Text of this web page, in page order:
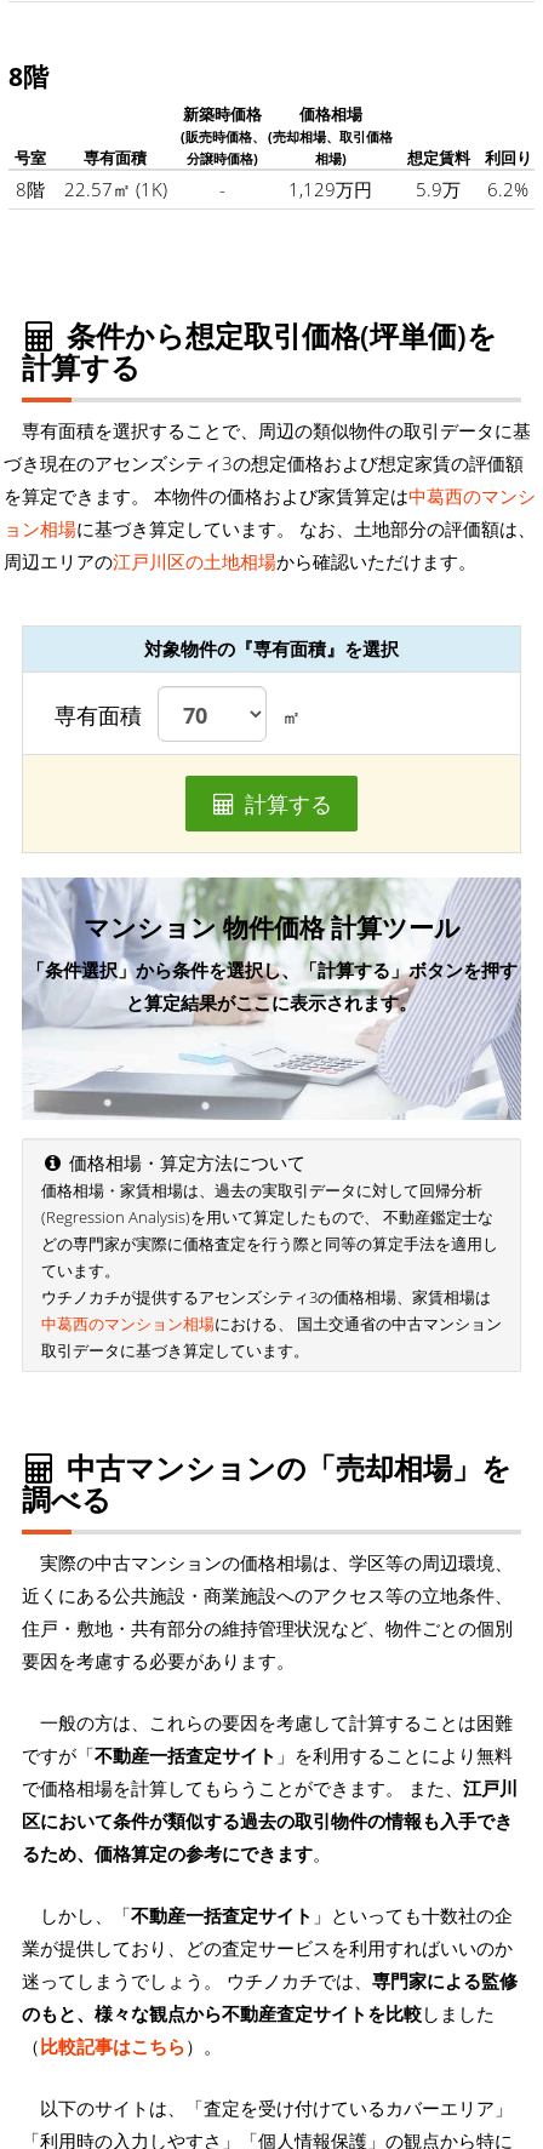
8階
号室 専有面積
新築時価格
(販売時価格、
分譲時価格)
価格相場
(売却相場、取引価格
相場)
想定賃料 利回り
8階 22.57㎡ (1K) - 1,129万円 5.9万 6.2%
条件から想定取引価格(坪単価)を
計算する
専有面積を選択することで、周辺の類似物件の取引データに基
づき現在のアセンズシティ3の想定価格および想定家賃の評価額
を算定できます。 本物件の価格および家賃算定は中葛西のマンシ
ョン相場に基づき算定しています。 なお、土地部分の評価額は、
周辺エリアの江戸川区の土地相場から確認いただけます。
対象物件の『専有面積』を選択
専有面積 ㎡
計算する
マンション 物件価格 計算ツール
「条件選択」から条件を選択し、「計算する」ボタンを押す
と算定結果がここに表示されます。
価格相場・算定方法について
価格相場・家賃相場は、過去の実取引データに対して回帰分析
(Regression Analysis)を用いて算定したもので、 不動産鑑定士な
どの専門家が実際に価格査定を行う際と同等の算定手法を適用し
ています。
ウチノカチが提供するアセンズシティ3の価格相場、家賃相場は
中葛西のマンション相場における、 国土交通省の中古マンション
取引データに基づき算定しています。
中古マンションの「売却相場」を
調べる
実際の中古マンションの価格相場は、学区等の周辺環境、
近くにある公共施設・商業施設へのアクセス等の立地条件、
住戸・敷地・共有部分の維持管理状況など、物件ごとの個別
要因を考慮する必要があります。
一般の方は、これらの要因を考慮して計算することは困難
ですが「不動産一括査定サイト 」を利用することにより無料
で価格相場を計算してもらうことができます。 また、 江戸川
区において条件が類似する過去の取引物件の情報も入手でき
るため、価格算定の参考にできます。
しかし、「不動産一括査定サイト 」といっても十数社の企
業が提供しており、どの査定サービスを利用すればいいのか
迷ってしまうでしょう。 ウチノカチでは、 専門家による監修
のもと、様々な観点から不動産査定サイトを比較しました
（比較記事はこちら）。
以下のサイトは、「査定を受け付けているカバーエリア」
「利用時の入力しやすさ」「個人情報保護」の観点から特に